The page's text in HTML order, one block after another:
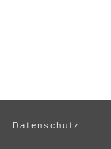
Datenschutz